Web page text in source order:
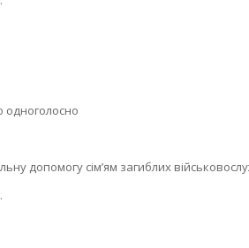
одноголосно
допомогу сім’ям загиблих